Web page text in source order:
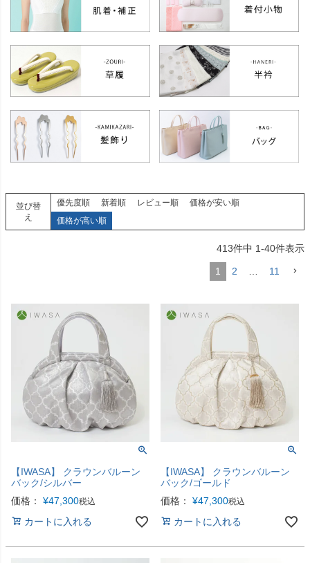
並び替
え
優先度順 新着順 レビュー順
価格が安い順
価格が高い順
413件中 1-40件表示
1 2 11
【IWASA】 クラウンバルーン
バック/シルバー
価格：
¥47,300税込
カートに入れる
【IWASA】 クラウンバルーン
バック/ゴールド
価格：
¥47,300税込
カートに入れる